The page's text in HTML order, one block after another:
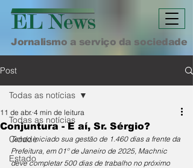
Jornalismo a serviço da sociedade
Post
Todas as notícias
Cidade
Estado
Todas as notícias
Conjuntura - E aí, Sr. Sérgio?
11 de abr. 4 min de leitura
Tendo iniciado sua gestão de 1.460 dias a frente da
Prefeitura, em 01º de Janeiro de 2025, Machnic
deve completar 500 dias de trabalho no próximo